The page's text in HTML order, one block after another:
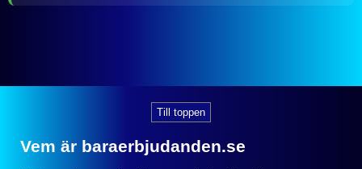
Till toppen
Vem är baraerbjudanden.se